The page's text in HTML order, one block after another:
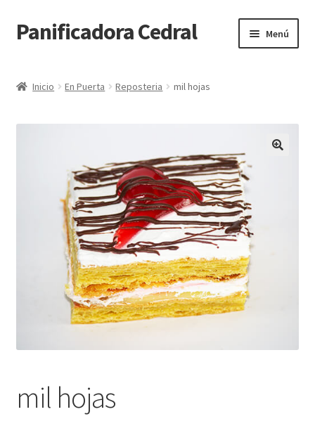
Ir
a
navegación
Ir
al
Panificadora Cedral Menú
Inicio En Puerta Reposteria mil hojas
mil hojas